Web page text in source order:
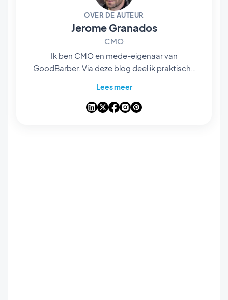
OVER DE AUTEUR
Jerome Granados
CMO
Ik ben CMO en mede-eigenaar van
GoodBarber. Via deze blog deel ik praktische
analyses van de trends die de wereld van
mobiele apps en no-code veranderen, en
Lees meer